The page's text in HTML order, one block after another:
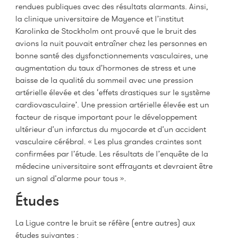
rendues publiques avec des résultats alarmants. Ainsi,
la clinique universitaire de Mayence et l’institut
Karolinka de Stockholm ont prouvé que le bruit des
avions la nuit pouvait entraîner chez les personnes en
bonne santé des dysfonctionnements vasculaires, une
augmentation du taux d’hormones de stress et une
baisse de la qualité du sommeil avec une pression
artérielle élevée et des ‘effets drastiques sur le système
cardiovasculaire’. Une pression artérielle élevée est un
facteur de risque important pour le développement
ultérieur d’un infarctus du myocarde et d’un accident
vasculaire cérébral. « Les plus grandes craintes sont
confirmées par l’étude. Les résultats de l’enquête de la
médecine universitaire sont effrayants et devraient être
un signal d’alarme pour tous ».
Études
La Ligue contre le bruit se réfère (entre autres) aux
études suivantes :